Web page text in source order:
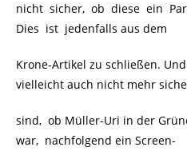
nicht sicher, ob diese ein
Dies ist jedenfalls aus dem
Krone-Artikel zu schließen.
vielleicht auch nicht mehr
sind, ob Müller-Uri in der
war, nachfolgend ein Screen-